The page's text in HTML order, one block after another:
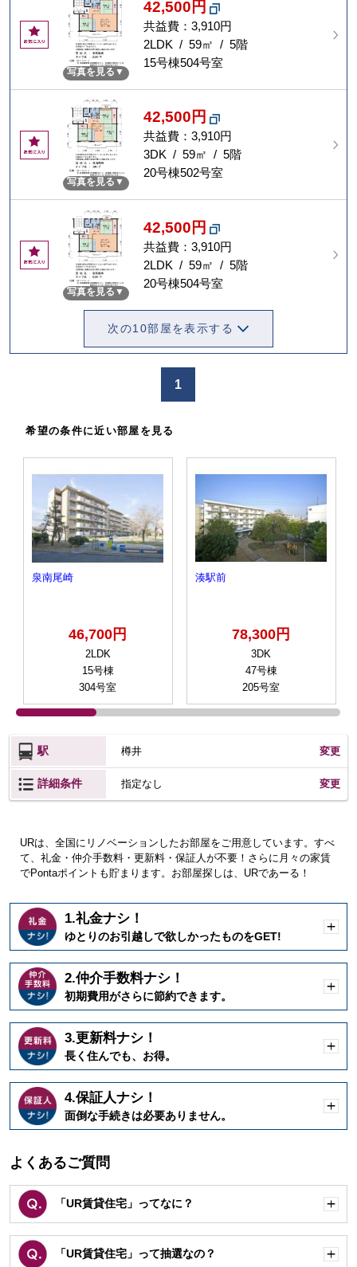
お
気
り
写真を見る
42,500円
共益費：3,910円
2LDK / 59㎡ / 5階
15号棟504号室
お
気
り
写真を見る
42,500円
共益費：3,910円
3DK / 59㎡ / 5階
20号棟502号室
お
気
写真を見る
42,500円
共益費：3,910円
2LDK / 59㎡ / 5階
20号棟504号室
次の10部屋を表示する
1
希望の条件に近い部屋を見る
泉南尾崎
46,700円
2LDK
15号棟
304号室
湊駅前
78,300円
3DK
47号棟
205号室
駅 樽井 変更
詳細条件 指定なし 変更
URは、全国にリノベーションしたお部屋をご用意しています。すべ
て、礼金・仲介手数料・更新料・保証人が不要！さらに月々の家賃
でPontaポイントも貯まります。お部屋探しは、URであーる！
1.礼金ナシ！
ゆとりのお引越しで欲しかったものをGET!
く
2.仲介手数料ナシ！
初期費用がさらに節約できます。
く
3.更新料ナシ！
長く住んでも、お得。
く
4.保証人ナシ！
面倒な手続きは必要ありません。
く
よくあるご質問
「UR賃貸住宅」ってなに？
く
「UR賃貸住宅」って抽選なの？